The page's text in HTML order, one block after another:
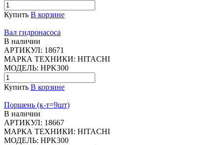
Купить В корзине
Вал гидронасоса
В наличии
АРТИКУЛ: 18671
МАРКА ТЕХНИКИ: HITACHI
МОДЕЛЬ: HPK300
Купить В корзине
Поршень (к-т=9шт)
В наличии
АРТИКУЛ: 18667
МАРКА ТЕХНИКИ: HITACHI
МОДЕЛЬ: HPK300